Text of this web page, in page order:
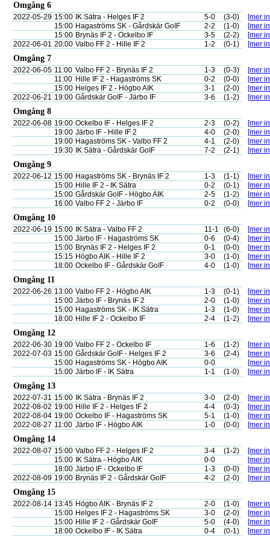
Omgång 6
2022-05-29 15:00 IK Sätra - Helges IF 2 5-0 (3-0)
[mer
15:00 Hagaströms SK - Gårdskär GoIF 2-2 (1-0)
[mer
15:00 Brynäs IF 2 - Ockelbo IF 3-5 (2-2)
[mer
2022-06-01 20:00 Valbo FF 2 - Hille IF 2 1-2 (0-1) [mer
Omgång 7
2022-06-05 11:00 Valbo FF 2 - Brynäs IF 2 1-3 (0-3)
[mer
11:00 Hille IF 2 - Hagaströms SK 0-2 (0-0)
[mer
15:00 Helges IF 2 - Högbo AIK 3-1 (2-0)
[mer
2022-06-21 19:00 Gårdskär GoIF - Järbo IF 3-6 (1-2) [mer
Omgång 8
2022-06-08 19:00 Ockelbo IF - Helges IF 2 2-3 (0-2)
[mer
19:00 Järbo IF - Hille IF 2 4-0 (2-0)
[mer
19:00 Hagaströms SK - Valbo FF 2 4-1 (2-0)
[mer
19:30
IK Sätra - Gårdskär GoIF 7-2 (2-1) [mer
Omgång 9
2022-06-12 15:00 Hagaströms SK - Brynäs IF 2 1-3 (1-1)
[mer
15:00 Hille IF 2 - IK Sätra 0-2 (0-1)
[mer
15:00 Gårdskär GoIF - Högbo AIK 2-5 (1-2)
[mer
16:00 Valbo FF 2 - Järbo IF 0-2 (0-0) [mer
Omgång 10
2022-06-19 15:00 IK Sätra - Valbo FF 2 11-1 (6-0)
[mer
15:00 Järbo IF - Hagaströms SK 0-6 (0-4)
[mer
15:00 Brynäs IF 2 - Helges IF 2 0-1 (0-0)
[mer
15:15 Högbo AIK - Hille IF 2 3-0 (1-0)
[mer
18:00 Ockelbo IF - Gårdskär GoIF 4-0 (1-0) [mer
Omgång 11
2022-06-26 13:00 Valbo FF 2 - Högbo AIK 1-3 (0-1)
[mer
15:00 Järbo IF - Brynäs IF 2 2-0 (1-0)
[mer
15:00 Hagaströms SK - IK Sätra 1-3 (1-0)
[mer
18:00 Hille IF 2 - Ockelbo IF 2-4 (1-2) [mer
Omgång 12
2022-06-30 19:00 Valbo FF 2 - Ockelbo IF 1-6 (1-2)
[mer
2022-07-03 15:00 Gårdskär GoIF - Helges IF 2 3-6 (2-4)
[mer
15:00 Hagaströms SK - Högbo AIK 0-0
[mer
15:00 Järbo IF - IK Sätra 1-1 (1-0) [mer
Omgång 13
2022-07-31 15:00 IK Sätra - Brynäs IF 2 3-0 (2-0)
[mer
2022-08-02 19:00 Hille IF 2 - Helges IF 2 4-4 (0-3)
[mer
2022-08-04 19:00 Ockelbo IF - Hagaströms SK 5-1 (1-0)
[mer
2022-08-27 11:00 Järbo IF - Högbo AIK 1-0 (0-0) [mer
Omgång 14
2022-08-07 15:00 Valbo FF 2 - Helges IF 2 3-4 (1-2)
[mer
15:00
IK Sätra - Högbo AIK 0-0
[mer
18:00 Järbo IF - Ockelbo IF 1-3 (0-0)
[mer
2022-08-09 19:00 Brynäs IF 2 - Gårdskär GoIF 4-2 (2-0) [mer
Omgång 15
2022-08-14 13:45 Högbo AIK - Brynäs IF 2 2-0 (1-0)
[mer
15:00 Helges IF 2 - Hagaströms SK 3-0 (2-0)
[mer
15:00 Hille IF 2 - Gårdskär GoIF 5-0 (4-0)
[mer
18:00 Ockelbo IF - IK Sätra 0-4 (0-1) [mer